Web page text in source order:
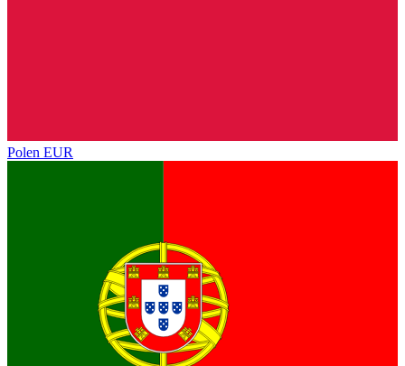
Polen EUR